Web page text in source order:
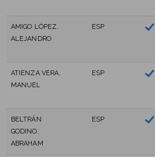
AMIGO LÓPEZ,
ALEJANDRO
ESP
ATIENZA VERA,
MANUEL
ESP
BELTRÁN
GODINO,
ABRAHAM
ESP